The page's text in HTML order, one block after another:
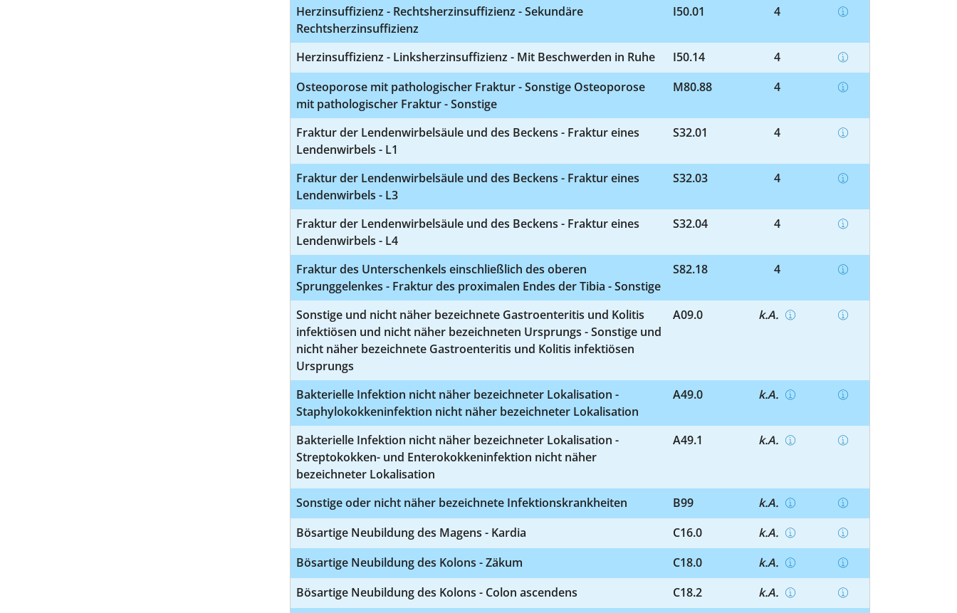
Herzinsuffizienz - Rechtsherzinsuffizienz - Sekundäre
Rechtsherzinsuffizienz
I50.01 4
Herzinsuffizienz - Linksherzinsuffizienz - Mit Beschwerden in Ruhe I50.14
4
Osteoporose mit pathologischer Fraktur - Sonstige Osteoporose
mit pathologischer Fraktur - Sonstige
M80.88 4
Fraktur der Lendenwirbelsäule und des Beckens - Fraktur eines
Lendenwirbels - L1
S32.01 4
Fraktur der Lendenwirbelsäule und des Beckens - Fraktur eines
Lendenwirbels - L3
S32.03 4
Fraktur der Lendenwirbelsäule und des Beckens - Fraktur eines
Lendenwirbels - L4
S32.04 4
Fraktur des Unterschenkels einschließlich des oberen
Sprunggelenkes - Fraktur des proximalen Endes der Tibia - Sonstige
S82.18 4
Sonstige und nicht näher bezeichnete Gastroenteritis und Kolitis
infektiösen und nicht näher bezeichneten Ursprungs - Sonstige und
nicht näher bezeichnete Gastroenteritis und Kolitis infektiösen
Ursprungs
A09.0 k.A.
Bakterielle Infektion nicht näher bezeichneter Lokalisation -
Staphylokokkeninfektion nicht näher bezeichneter Lokalisation
A49.0 k.A.
Bakterielle Infektion nicht näher bezeichneter Lokalisation -
Streptokokken- und Enterokokkeninfektion nicht näher
bezeichneter Lokalisation
A49.1 k.A.
Sonstige oder nicht näher bezeichnete Infektionskrankheiten B99
k.A.
Bösartige Neubildung des Magens - Kardia
C16.0
k.A.
Bösartige Neubildung des Kolons - Zäkum
C18.0
k.A.
Bösartige Neubildung des Kolons - Colon ascendens
C18.2
k.A.